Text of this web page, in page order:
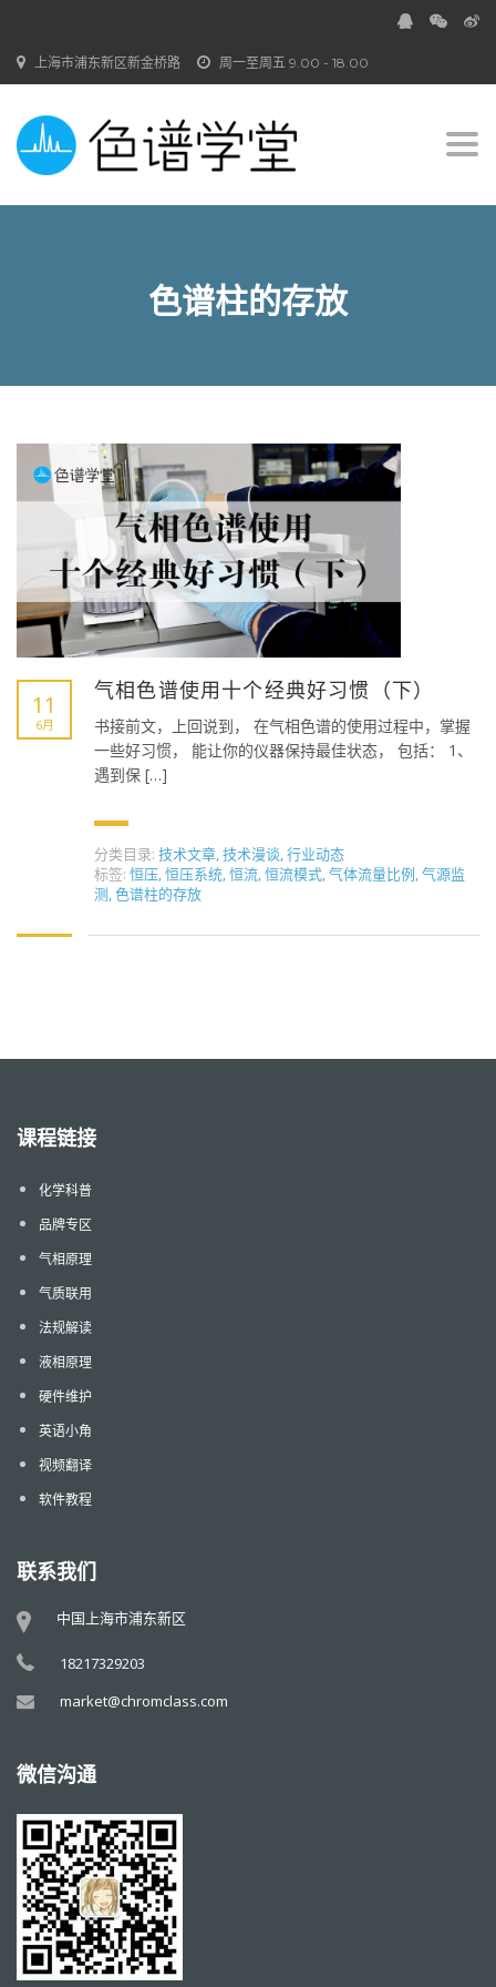
周一至周五 9.00 - 18.00
上海市浦东新区新金桥路
色谱柱的存放
11
6月
气相色谱使用十个经典好习惯（下）
书接前文，上回说到， 在气相色谱的使用过程中，掌握
一些好习惯， 能让你的仪器保持最佳状态， 包括： 1、
遇到保 […]
分类目录: 技术文章,技术漫谈,行业动态
标签: 恒压,恒压系统,恒流,恒流模式,气体流量比例,气源监
测,色谱柱的存放
课程链接
化学科普
品牌专区
气相原理
气质联用
法规解读
液相原理
硬件维护
英语小角
视频翻译
软件教程
联系我们
中国上海市浦东新区
18217329203
market@chromclass.com
微信沟通